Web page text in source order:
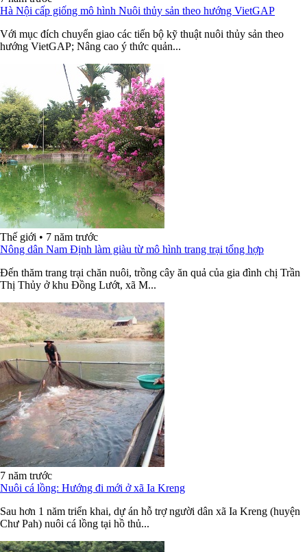
Hà Nội cấp giống mô hình Nuôi thủy sản theo hướng VietGAP
Với mục đích chuyển giao các tiến bộ kỹ thuật nuôi thủy sản theo
hướng VietGAP; Nâng cao ý thức quản...
Thế giới • 7 năm trước
Nông dân Nam Định làm giàu từ mô hình trang trại tổng hợp
Đến thăm trang trại chăn nuôi, trồng cây ăn quả của gia đình chị Trần
Thị Thủy ở khu Đồng Lướt, xã M...
7 năm trước
Nuôi cá lồng: Hướng đi mới ở xã Ia Kreng
Sau hơn 1 năm triển khai, dự án hỗ trợ người dân xã Ia Kreng (huyện
Chư Pah) nuôi cá lồng tại hồ thủ...